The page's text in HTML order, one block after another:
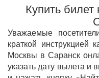
Купить
Уважаемые
краткой инструкцией
Москвы в Саранск
указать дату вылета и